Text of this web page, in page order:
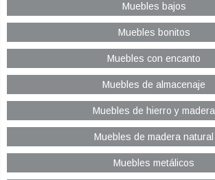
Muebles bajos
Muebles bonitos
Muebles con encanto
Muebles de almacenaje
Muebles de hierro y madera
Muebles de madera natural
Muebles metálicos